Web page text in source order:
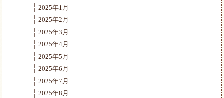
2025年1月
2025年2月
2025年3月
2025年4月
2025年5月
2025年6月
2025年7月
2025年8月